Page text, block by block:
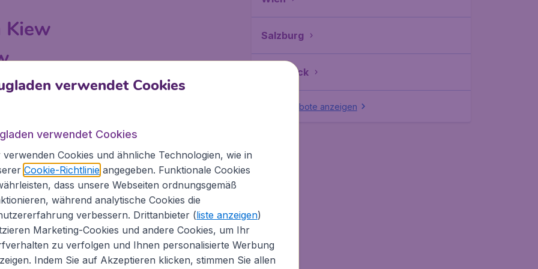
Kiew
Besuch wert sind. Zum UNESCO Weltkulturerbe
Klosterkomplex liegt am Ufer des Dnepr und
befinden sich viele Kirchen und Museen sowie
für Touristen zugänglich.
verpassen sollte, ist die Sophienkathedrale. Sie
zu einem bedeutenden Bauwerk der christlichen
erbaut und bis heute mehrmals teilweise
mit ihren grünen Dächern, auch
geben ein äußerst interessantes Bild ab.
Salzburg
Innsbruck
Alle Angebote anzeigen
verwendet Cookies
verwendet Cookies
verwenden Cookies und ähnliche Technologien, wie in
Cookie-Richtlinieangegeben. Funktionale Cookies
dass unsere Webseiten ordnungsgemäß
während analytische Cookies die
verbessern. Drittanbieter (liste anzeigen)
Marketing-Cookies und andere Cookies, um Ihr
zu verfolgen und Ihnen personalisierte Werbung
Indem Sie auf Akzeptieren klicken, stimmen Sie allen